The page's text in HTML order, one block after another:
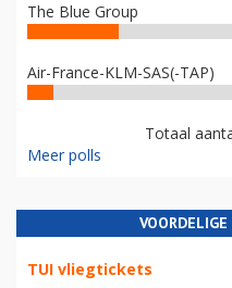
The Blue Group
Air-France-KLM-SAS(-TAP)
Totaal
Meer polls
TUI vliegtickets